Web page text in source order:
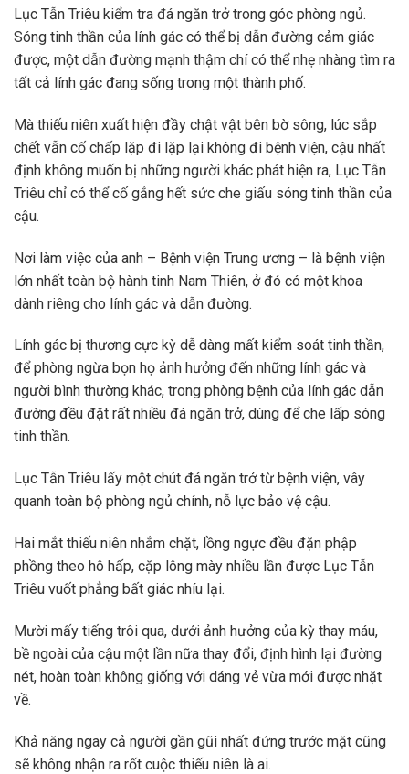
Lục Tẫn Triêu kiểm tra đá ngăn trở trong góc phòng ngủ.
Sóng tinh thần của lính gác có thể bị dẫn đường cảm giác
được, một dẫn đường mạnh thậm chí có thể nhẹ nhàng tìm ra
tất cả lính gác đang sống trong một thành phố.
Mà thiếu niên xuất hiện đầy chật vật bên bờ sông, lúc sắp
chết vẫn cố chấp lặp đi lặp lại không đi bệnh viện, cậu nhất
định không muốn bị những người khác phát hiện ra, Lục Tẫn
Triêu chỉ có thể cố gắng hết sức che giấu sóng tinh thần của
cậu.
Nơi làm việc của anh – Bệnh viện Trung ương – là bệnh viện
lớn nhất toàn bộ hành tinh Nam Thiên, ở đó có một khoa
dành riêng cho lính gác và dẫn đường.
Lính gác bị thương cực kỳ dễ dàng mất kiểm soát tinh thần,
để phòng ngừa bọn họ ảnh hưởng đến những lính gác và
người bình thường khác, trong phòng bệnh của lính gác dẫn
đường đều đặt rất nhiều đá ngăn trở, dùng để che lấp sóng
tinh thần.
Lục Tẫn Triêu lấy một chút đá ngăn trở từ bệnh viện, vây
quanh toàn bộ phòng ngủ chính, nỗ lực bảo vệ cậu.
Hai mắt thiếu niên nhắm chặt, lồng ngực đều đặn phập
phồng theo hô hấp, cặp lông mày nhiều lần được Lục Tẫn
Triêu vuốt phẳng bất giác nhíu lại.
Mười mấy tiếng trôi qua, dưới ảnh hưởng của kỳ thay máu,
bề ngoài của cậu một lần nữa thay đổi, định hình lại đường
nét, hoàn toàn không giống với dáng vẻ vừa mới được nhặt
về.
Khả năng ngay cả người gần gũi nhất đứng trước mặt cũng
sẽ không nhận ra rốt cuộc thiếu niên là ai.